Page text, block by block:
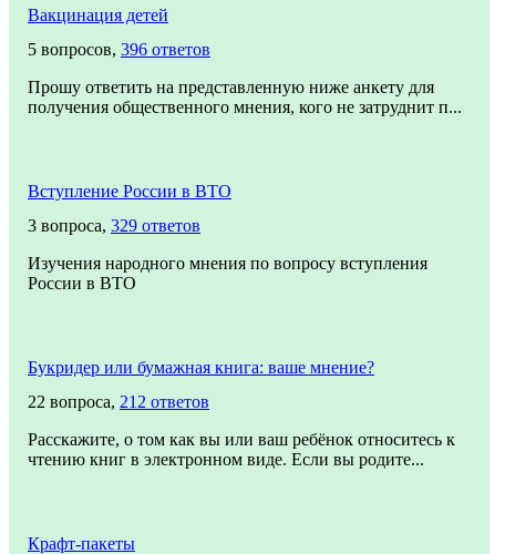
Вакцинация детей
5 вопросов, 396 ответов
Прошу ответить на представленную ниже анкету для
получения общественного мнения, кого не затруднит п...
Вступление России в ВТО
3 вопроса, 329 ответов
Изучения народного мнения по вопросу вступления
России в ВТО
Букридер или бумажная книга: ваше мнение?
22 вопроса, 212 ответов
Расскажите, о том как вы или ваш ребёнок относитесь к
чтению книг в электронном виде. Если вы родите...
Крафт-пакеты